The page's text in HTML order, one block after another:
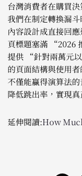
台灣消費者在購買
我們在制定轉換漏
內容設計成直接回
頁標題塞滿 “2026
提供 “針對兩萬元
的頁面結構與使用
不僅能贏得演算法
降低跳出率，實現
延伸閱讀:How